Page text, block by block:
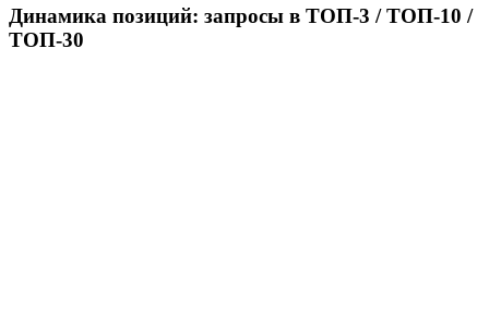
Динамика позиций: запросы в ТОП-3 / ТОП-10 /
ТОП-30